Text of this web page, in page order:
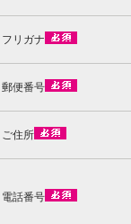
フリガナ
郵便番号
ご住所
電話番号